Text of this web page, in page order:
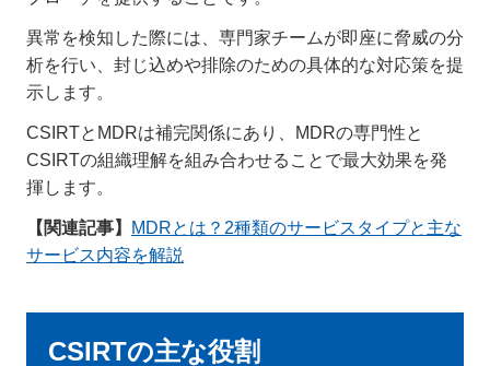
異常を検知した際には、専門家チームが即座に脅威の分
析を行い、封じ込めや排除のための具体的な対応策を提
示します。
CSIRTとMDRは補完関係にあり、MDRの専門性と
CSIRTの組織理解を組み合わせることで最大効果を発
揮します。
【関連記事】
MDRとは？2種類のサービスタイプと主な
サービス内容を解説
CSIRTの主な役割